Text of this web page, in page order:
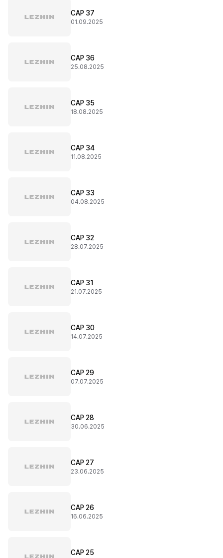
CAP 37
01.09.2025
CAP 36
25.08.2025
CAP 35
18.08.2025
CAP 34
11.08.2025
CAP 33
04.08.2025
CAP 32
28.07.2025
CAP 31
21.07.2025
CAP 30
14.07.2025
CAP 29
07.07.2025
CAP 28
30.06.2025
CAP 27
23.06.2025
CAP 26
16.06.2025
CAP 25